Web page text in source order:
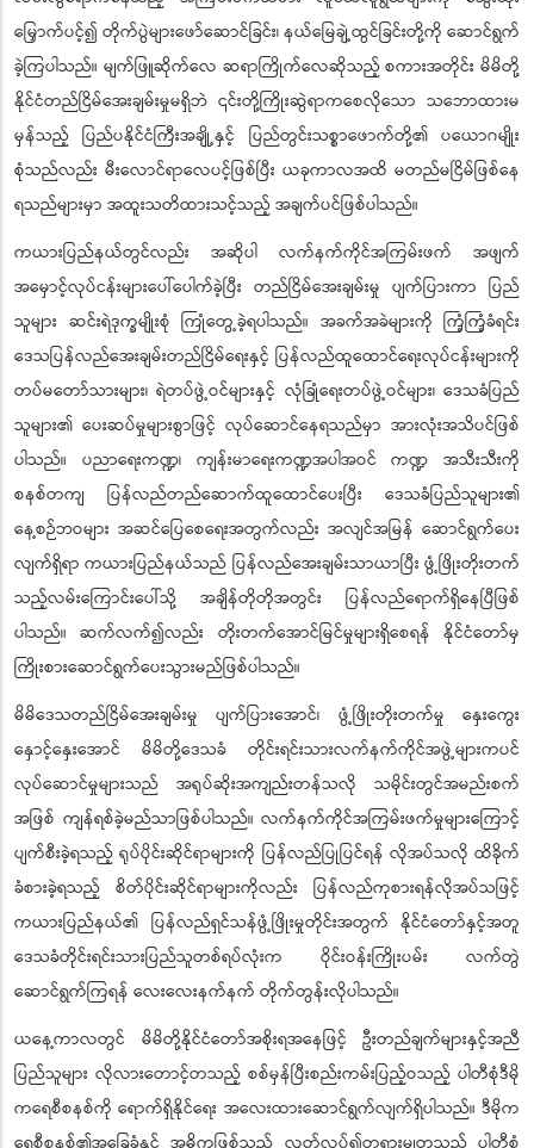
မြှောက်ပင့်၍ တိုက်ပွဲများဖော်ဆောင်ခြင်း၊ နယ်မြေချဲ့ထွင်ခြင်းတို့ကို ဆောင်ရွက်
ခဲ့ကြပါသည်။ မျက်ဖြူဆိုက်လေ ဆရာကြိုက်လေဆိုသည့် စကားအတိုင်း မိမိတို့
နိုင်ငံတည်ငြိမ်အေးချမ်းမှုမရှိဘဲ ၎င်းတို့ကြိုးဆွဲရာကစေလိုသော သဘောထားမ
မှန်သည့် ပြည်ပနိုင်ငံကြီးအချို့နှင့် ပြည်တွင်းသစ္စာဖောက်တို့၏ ပယောဂမျိုး
စုံသည်လည်း မီးလောင်ရာလေပင့်ဖြစ်ပြီး ယခုကာလအထိ မတည်မငြိမ်ဖြစ်နေ
ရသည်များမှာ အထူးသတိထားသင့်သည့် အချက်ပင်ဖြစ်ပါသည်။
ကယားပြည်နယ်တွင်လည်း အဆိုပါ လက်နက်ကိုင်အကြမ်းဖက် အဖျက်
အမှောင့်လုပ်ငန်းများပေါ်ပေါက်ခဲ့ပြီး တည်ငြိမ်အေးချမ်းမှု ပျက်ပြားကာ ပြည်
သူများ ဆင်းရဲဒုက္ခမျိုးစုံ ကြုံတွေ့ခဲ့ရပါသည်။ အခက်အခဲများကို ကြံ့ကြံ့ခံရင်း
ဒေသပြန်လည်အေးချမ်းတည်ငြိမ်ရေးနှင့် ပြန်လည်ထူထောင်ရေးလုပ်ငန်းများကို
တပ်မတော်သားများ၊ ရဲတပ်ဖွဲ့ဝင်များနှင့် လုံခြုံရေးတပ်ဖွဲ့ဝင်များ၊ ဒေသခံပြည်
သူများ၏ ပေးဆပ်မှုများစွာဖြင့် လုပ်ဆောင်နေရသည်မှာ အားလုံးအသိပင်ဖြစ်
ပါသည်။ ပညာရေးကဏ္ဍ၊ ကျန်းမာရေးကဏ္ဍအပါအဝင် ကဏ္ဍ အသီးသီးကို
စနစ်တကျ ပြန်လည်တည်ဆောက်ထူထောင်ပေးပြီး ဒေသခံပြည်သူများ၏
နေ့စဉ်ဘဝများ အဆင်ပြေစေရေးအတွက်လည်း အလျင်အမြန် ဆောင်ရွက်ပေး
လျက်ရှိရာ ကယားပြည်နယ်သည် ပြန်လည်အေးချမ်းသာယာပြီး ဖွံ့ဖြိုးတိုးတက်
သည့်လမ်းကြောင်းပေါ်သို့ အချိန်တိုတိုအတွင်း ပြန်လည်ရောက်ရှိနေပြီဖြစ်
ပါသည်။ ဆက်လက်၍လည်း တိုးတက်အောင်မြင်မှုများရှိစေရန် နိုင်ငံတော်မှ
ကြိုးစားဆောင်ရွက်ပေးသွားမည်ဖြစ်ပါသည်။
မိမိဒေသတည်ငြိမ်အေးချမ်းမှု ပျက်ပြားအောင်၊ ဖွံ့ဖြိုးတိုးတက်မှု နှေးကွေး
နှောင့်နှေးအောင် မိမိတို့ဒေသခံ တိုင်းရင်းသားလက်နက်ကိုင်အဖွဲ့များကပင်
လုပ်ဆောင်မှုများသည် အရုပ်ဆိုးအကျည်းတန်သလို သမိုင်းတွင်အမည်းစက်
အဖြစ် ကျန်ရစ်ခဲ့မည်သာဖြစ်ပါသည်။ လက်နက်ကိုင်အကြမ်းဖက်မှုများကြောင့်
ပျက်စီးခဲ့ရသည့် ရုပ်ပိုင်းဆိုင်ရာများကို ပြန်လည်ပြုပြင်ရန် လိုအပ်သလို ထိခိုက်
ခံစားခဲ့ရသည့် စိတ်ပိုင်းဆိုင်ရာများကိုလည်း ပြန်လည်ကုစားရန်လိုအပ်သဖြင့်
ကယားပြည်နယ်၏ ပြန်လည်ရှင်သန်ဖွံ့ဖြိုးမှုတိုင်းအတွက် နိုင်ငံတော်နှင့်အတူ
ဒေသခံတိုင်းရင်းသားပြည်သူတစ်ရပ်လုံးက ဝိုင်းဝန်းကြိုးပမ်း လက်တွဲ
ဆောင်ရွက်ကြရန် လေးလေးနက်နက် တိုက်တွန်းလိုပါသည်။
ယနေ့ကာလတွင် မိမိတို့နိုင်ငံတော်အစိုးရအနေဖြင့် ဦးတည်ချက်များနှင့်အညီ
ပြည်သူများ လိုလားတောင့်တသည့် စစ်မှန်ပြီးစည်းကမ်းပြည့်ဝသည့် ပါတီစုံဒီမို
ကရေစီစနစ်ကို ရောက်ရှိနိုင်ရေး အလေးထားဆောင်ရွက်လျက်ရှိပါသည်။ ဒီမိုက
ရေစီစနစ်၏အခြေခံနှင့် အဓိကဖြစ်သည့် လွတ်လပ်၍တရားမျှတသည့် ပါတီစုံ